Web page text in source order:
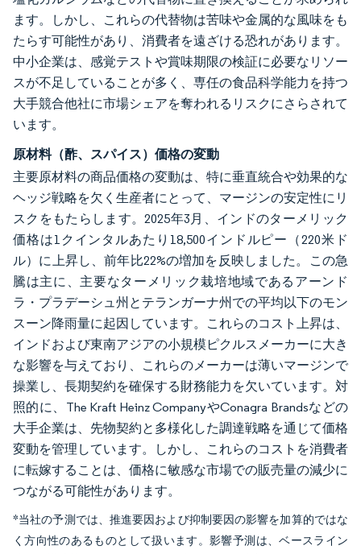
ます。しかし、これらの代替物は苦味や金属的な風味をも
たらす可能性があり、消費者を遠ざける恐れがあります。
中小企業は、感覚テストや賞味期限の検証に必要なリソー
スが不足していることが多く、専任の食品科学能力を持つ
大手競合他社に市場シェアを奪われるリスクにさらされて
います。
原材料（酢、スパイス）価格の変動
主要原材料の商品価格の変動は、特に垂直統合や効果的な
ヘッジ戦略を欠く生産者にとって、マージンの安定性にリ
スクをもたらします。2025年3月、インドのターメリック
価格は1クインタルあたり18,500インドルピー（220米ド
ル）に上昇し、前年比22%の増加を反映しました。この急
騰は主に、主要なターメリック栽培地域であるアーンド
ラ・プラデーシュ州とテランガーナ州での平均以下のモン
スーン降雨量に起因しています。これらのコスト上昇は、
インドおよび東南アジアの小規模ピクルスメーカーに大き
な影響を与えており、これらのメーカーは薄いマージンで
操業し、長期契約を確保する財務能力を欠いています。対
照的に、The Kraft Heinz CompanyやConagra Brandsなどの
大手企業は、先物契約と多様化した調達戦略を通じて価格
変動を管理しています。しかし、これらのコストを消費者
に転嫁することは、価格に敏感な市場での販売量の減少に
つながる可能性があります。
*当社の予測では、推進要因および抑制要因の影響を加算的ではな
く方向性のあるものとして扱います。影響予測は、ベースライン